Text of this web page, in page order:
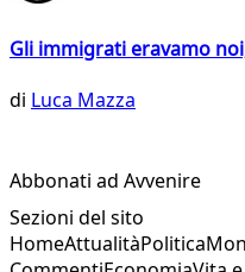
Gli immigrati eravamo
di Luca Mazza
Abbonati ad Avvenire
Sezioni del sito
HomeAttualitàPolitica